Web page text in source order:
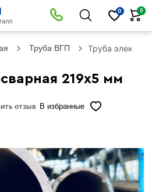
0 0
Труба ВГП Труба
219х5 мм
отзыв В избранные